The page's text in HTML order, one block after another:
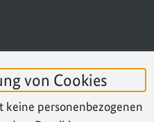
von Cookies
keine personenbezogenen